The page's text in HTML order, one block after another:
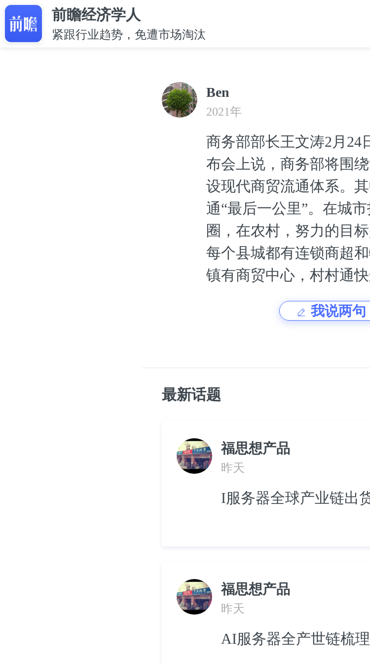
前瞻经济学人
紧跟行业趋势，免遭市场淘汰
Ben
2021年
商务部部长王文涛2月24
布会上说，商务部将围
设现代商贸流通体系。
通“最后一公里”。在城
圈，在农村，努力的目
每个县城都有连锁商超
镇有商贸中心，村村通快
我说两句
最新话题
福思想产品
昨天
I服务器全球产业链出
福思想产品
昨天
AI服务器全产世链梳理